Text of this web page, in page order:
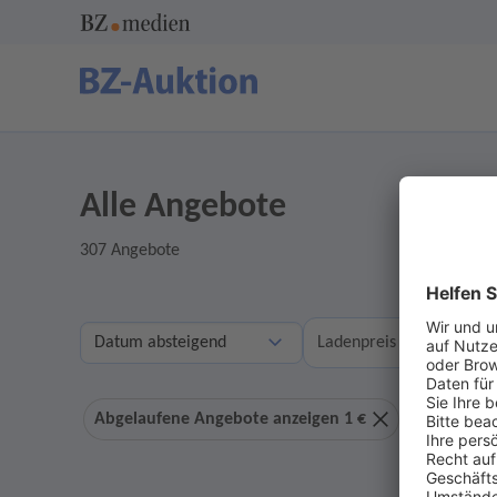
Alle Angebote
307 Angebote
Ladenpreis
Abgelaufene Angebote anzeigen 1 € Ohne